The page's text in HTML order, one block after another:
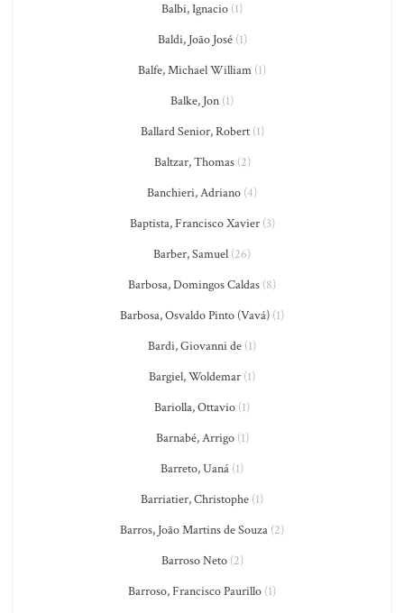
Balbi, Ignacio (1)
Baldi, João José(1)
Balfe, Michael William (1)
Balke, Jon (1)
Ballard Senior, Robert(1)
Baltzar, Thomas(2)
Banchieri, Adriano (4)
Baptista, Francisco Xavier(3)
Barber, Samuel (26)
Barbosa, Domingos Caldas (8)
Barbosa, Osvaldo Pinto (Vavá) (1)
Bardi, Giovanni de (1)
Bargiel, Woldemar (1)
Bariolla, Ottavio (1)
Barnabé, Arrigo(1)
Barreto, Uaná (1)
Barriatier, Christophe (1)
Barros, João Martins de Souza (2)
Barroso Neto(2)
Barroso, Francisco Paurillo (1)